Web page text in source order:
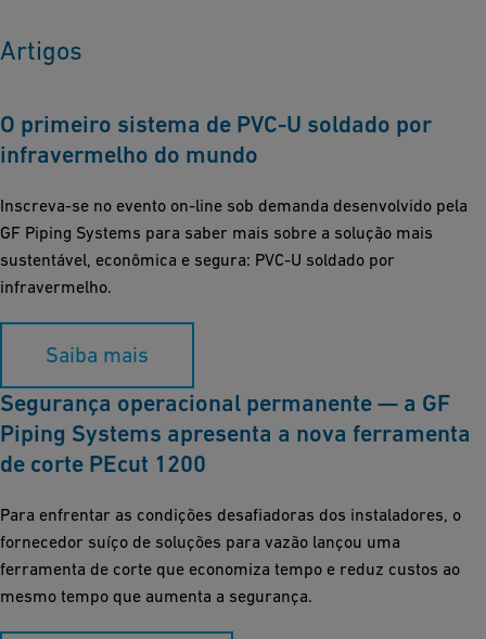
Artigos
O primeiro sistema de PVC-U soldado por
infravermelho do mundo
Inscreva-se no evento on-line sob demanda desenvolvido pela
GF Piping Systems para saber mais sobre a solução mais
sustentável, econômica e segura: PVC-U soldado por
infravermelho.
Saiba mais
Segurança operacional permanente — a GF
Piping Systems apresenta a nova ferramenta
de corte PEcut 1200
Para enfrentar as condições desafiadoras dos instaladores, o
fornecedor suíço de soluções para vazão lançou uma
ferramenta de corte que economiza tempo e reduz custos ao
mesmo tempo que aumenta a segurança.